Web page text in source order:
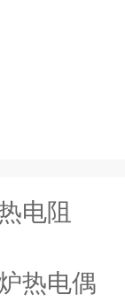
电阻
热电偶